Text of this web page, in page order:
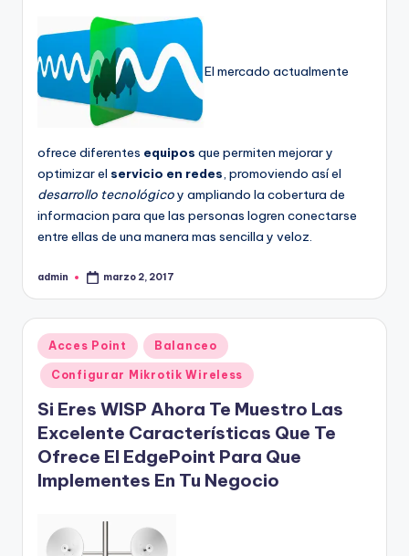
El mercado actualmente
ofrece diferentes equipos que permiten mejorar y
optimizar el servicio en redes, promoviendo así el
desarrollo tecnológicoy ampliando la cobertura de
informacion para que las personas logren conectarse
entre ellas de una manera mas sencilla y veloz.
Publicado
admin marzo 2, 2017
Publicado
en
Acces Point Balanceo
Configurar Mikrotik Wireless
Si Eres WISP Ahora Te Muestro Las
Excelente Características Que Te
Ofrece El EdgePoint Para Que
Implementes En Tu Negocio